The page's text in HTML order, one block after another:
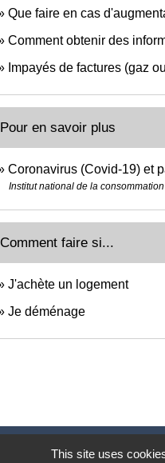
Que faire en cas
Comment obtenir des
Impayés de factures (gaz
Pour en savoir plus
Coronavirus (Covid-19) et
Institut national de la
Comment faire si...
J'achète un logement
Je déménage
This site uses